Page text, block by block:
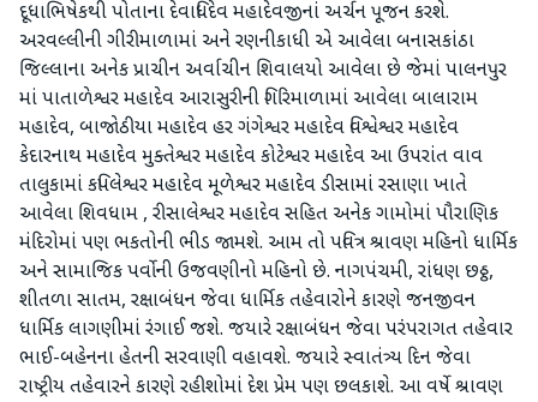
દૂધાભિષેકથી પોતાના દેવાધિદેવ મહાદેવજીનાં અર્ચન પૂજન કરશે.
અરવલ્લીની ગીરીમાળામાં અને રણનીકાધી એ આવેલા બનાસકાંઠા
જિલ્લાના અનેક પ્રાચીન અર્વાચીન શિવાલયો આવેલા છે જેમાં પાલનપુર
માં પાતાળેશ્વર મહાદેવ આરાસુરીની ગિરિમાળામાં આવેલા બાલારામ
મહાદેવ, બાજોઠીયા મહાદેવ હર ગંગેશ્વર મહાદેવ વિશ્વેશ્વર મહાદેવ
કેદારનાથ મહાદેવ મુક્તેશ્વર મહાદેવ કોટેશ્વર મહાદેવ આ ઉપરાંત વાવ
તાલુકામાં કપિલેશ્વર મહાદેવ મૂળેશ્વર મહાદેવ ડીસામાં રસાણા ખાતે
આવેલા શિવધામ , રીસાલેશ્વર મહાદેવ સહિત અનેક ગામોમાં પૌરાણિક
મંદિરોમાં પણ ભકતોની ભીડ જામશે. આમ તો પવિત્ર શ્રાવણ મહિનો ધાર્મિક
અને સામાજિક પર્વોની ઉજવણીનો મહિનો છે. નાગપંચમી, રાંધણ છઠ્ઠ,
શીતળા સાતમ, રક્ષાબંધન જેવા ધાર્મિક તહેવારોને કારણે જનજીવન
ધાર્મિક લાગણીમાં રંગાઈ જશે. જયારે રક્ષાબંધન જેવા પરંપરાગત તહેવાર
ભાઈ-બહેનના હેતની સરવાણી વહાવશે. જયારે સ્વાતંત્ર્ય દિન જેવા
રાષ્ટ્રીય તહેવારને કારણે રહીશોમાં દેશ પ્રેમ પણ છલકાશે. આ વર્ષે શ્રાવણ